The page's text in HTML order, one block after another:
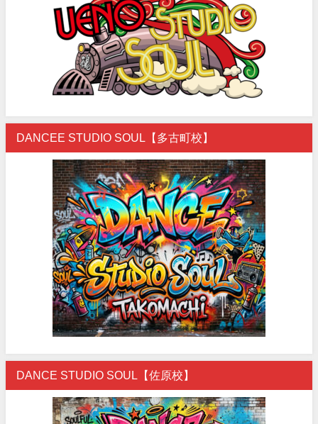
DANCEE STUDIO SOUL【多古町校】
DANCE STUDIO SOUL【佐原校】